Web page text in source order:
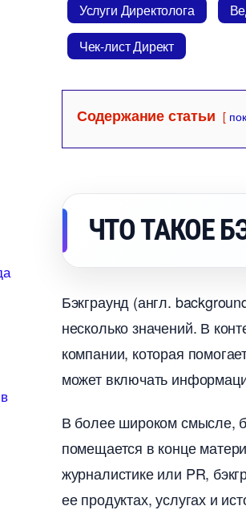
Услуги Директолога
Чек-лист Директ
Содержание статьи
ЧТО ТАКОЕ
Бэкграунд (англ.
несколько значений.​ В
компании, которая
может включать
олее широком смысле,
помещается в конце
журналистике или PR,
ее продуктах, услугах и